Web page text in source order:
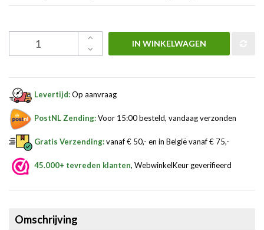
IN WINKELWAGEN
Levertijd:Op aanvraag
PostNL Zending:Voor 15:00 besteld, vandaag verzonden
Gratis Verzending:vanaf € 50,- en in België vanaf € 75,-
45.000+ tevreden klanten, WebwinkelKeur geverifieerd
Omschrijving